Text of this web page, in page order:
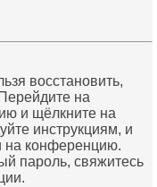
восстановить,
на
и щёлкните на
инструкциям, и
на конференцию.
пароль, свяжитесь